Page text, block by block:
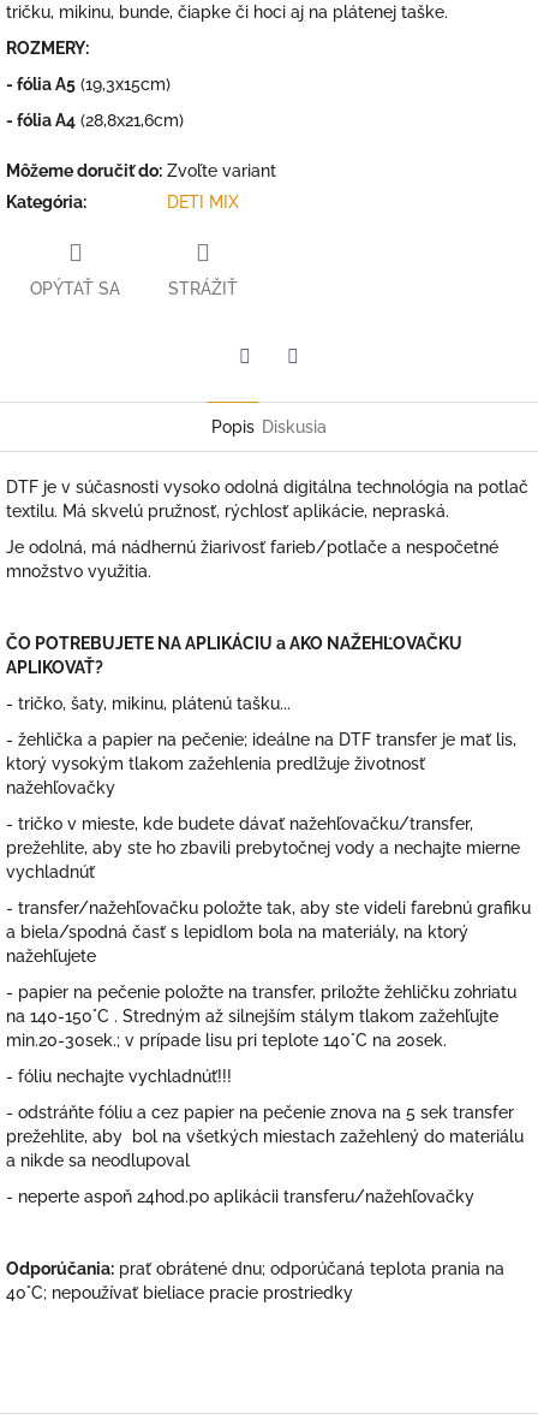
tričku, mikinu, bunde, čiapke či hoci aj na plátenej taške.
ROZMERY:
- fólia A5 (19,3x15cm)
- fólia A4 (28,8x21,6cm)
Môžeme doručiť do: Zvoľte variant
Kategória: DETI MIX
OPÝTAŤ SA STRÁŽIŤ
Popis Diskusia
DTF je v súčasnosti vysoko odolná digitálna technológia na potlač
textilu. Má skvelú pružnosť, rýchlosť aplikácie, nepraská.
Je odolná, má nádhernú žiarivosť farieb/potlače a nespočetné
množstvo využitia.
ČO POTREBUJETE NA APLIKÁCIU a AKO NAŽEHĽOVAČKU
APLIKOVAŤ?
- tričko, šaty, mikinu, plátenú tašku...
- žehlička a papier na pečenie; ideálne na DTF transfer je mať lis,
ktorý vysokým tlakom zažehlenia predlžuje životnosť
nažehľovačky
- tričko v mieste, kde budete dávať nažehľovačku/transfer,
prežehlite, aby ste ho zbavili prebytočnej vody a nechajte mierne
vychladnúť
- transfer/nažehľovačku položte tak, aby ste videli farebnú grafiku
a biela/spodná časť s lepidlom bola na materiály, na ktorý
nažehľujete
- papier na pečenie položte na transfer, priložte žehličku zohriatu
na 140-150°C . Stredným až silnejším stálym tlakom zažehľujte
min.20-30sek.; v prípade lisu pri teplote 140°C na 20sek.
- fóliu nechajte vychladnúť!!!
- odstráňte fóliu a cez papier na pečenie znova na 5 sek transfer
prežehlite, aby bol na všetkých miestach zažehlený do materiálu
a nikde sa neodlupoval
- neperte aspoň 24hod.po aplikácii transferu/nažehľovačky
Odporúčania: prať obrátené dnu; odporúčaná teplota prania na
40°C; nepoužívať bieliace pracie prostriedky